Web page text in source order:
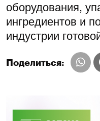
оборудования,
ингредиентов и
индустрии
Поделиться: